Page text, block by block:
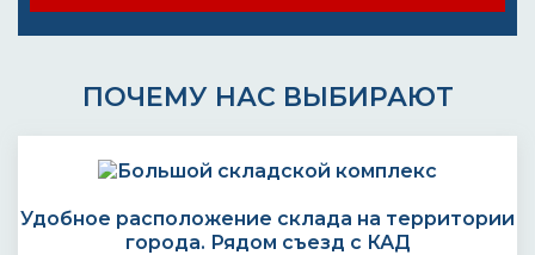
ПОЧЕМУ НАС ВЫБИРАЮТ
Удобное расположение склада на территории
города. Рядом съезд с КАД